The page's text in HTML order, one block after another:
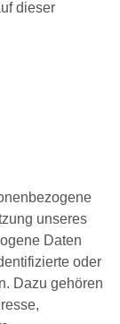
dieser
unseres
Daten
oder
Dazu gehören